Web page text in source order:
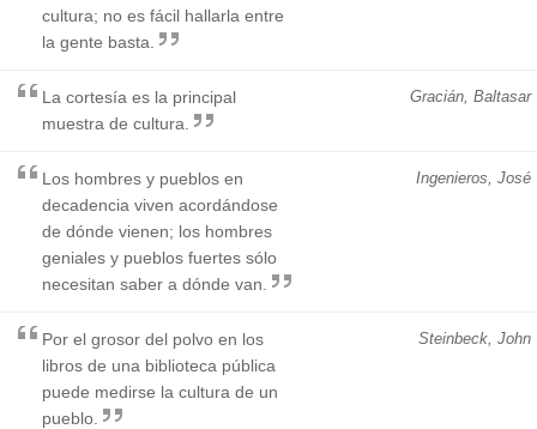
cultura; no es fácil hallarla entre
la gente basta.
Gracián, Baltasar
La cortesía es la principal
muestra de cultura.
Ingenieros, José
Los hombres y pueblos en
decadencia viven acordándose
de dónde vienen; los hombres
geniales y pueblos fuertes sólo
necesitan saber a dónde van.
Steinbeck, John
Por el grosor del polvo en los
libros de una biblioteca pública
puede medirse la cultura de un
pueblo.